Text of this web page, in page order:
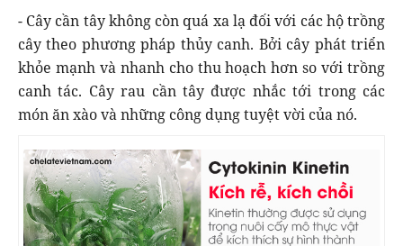
- Cây cần tây không còn quá xa lạ đối với các hộ trồng
cây theo phương pháp thủy canh. Bởi cây phát triển
khỏe mạnh và nhanh cho thu hoạch hơn so với trồng
canh tác. Cây rau cần tây được nhắc tới trong các
món ăn xào và những công dụng tuyệt vời của nó.